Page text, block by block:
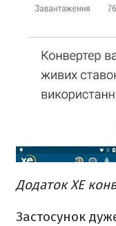
Додаток XE
Застосунок